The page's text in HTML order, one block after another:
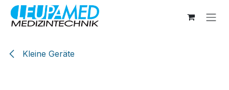
Zum Inhalt springen
Kleine Geräte